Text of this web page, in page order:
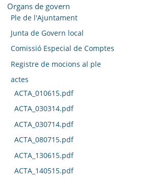
BELL-LLOC SOLUCIONA
Organs de govern
Ple de l'Ajuntament
Junta de Govern local
Comissió Especial de Comptes
Registre de mocions al ple
actes
ACTA_010615.pdf
ACTA_030314.pdf
ACTA_030714.pdf
ACTA_080715.pdf
ACTA_130615.pdf
ACTA_140515.pdf